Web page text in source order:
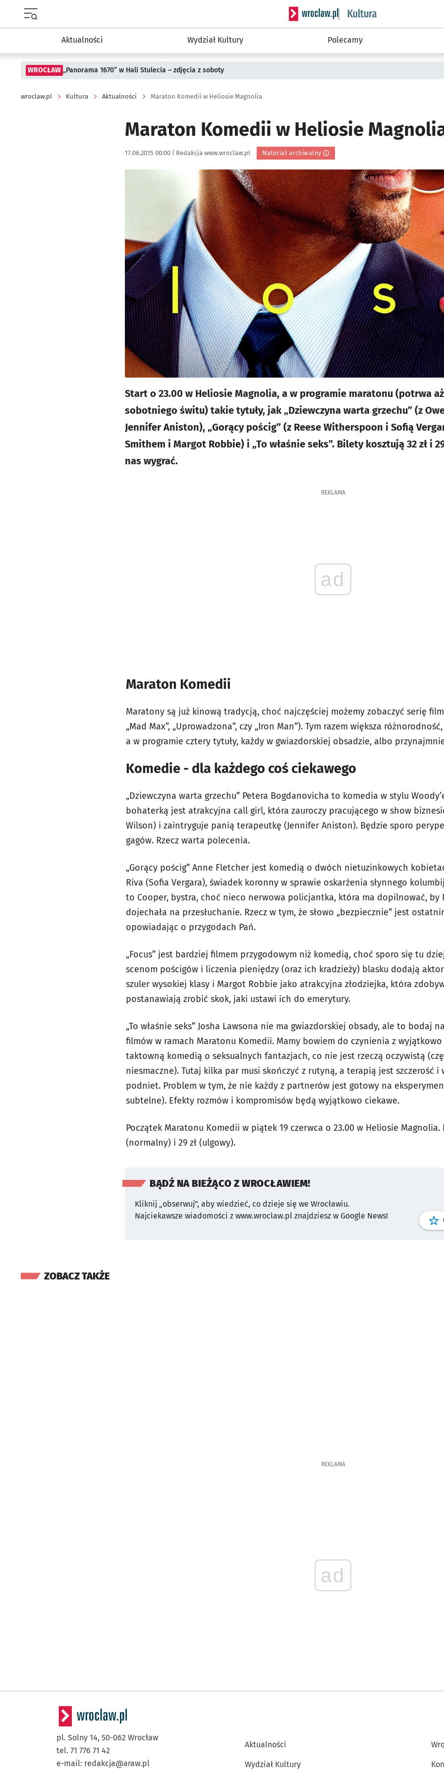
Serwis informacyjny wroclaw.pl podserwis:
Aktualności Wydział Kultury Polecamy
WROCŁAW „Panorama 1670” w Hali Stulecia – zdjęcia z soboty
wroclaw.pl Kultura Aktualności Maraton Komedii w Heliosie Magnolia
Maraton Komedii w Heliosie
Data publikacji:
17.06.2015 00:00 | Autor:
Redakcja www.wroclaw.pl Materiał archiwalny
Kliknij, aby powiększyć
Start o 23.00 w Heliosie Magnolia, a w programie maratonu (potrwa
sobotniego świtu) takie tytuły, jak „Dziewczyna warta grzechu” (z
Jennifer Aniston), „Gorący pościg” (z Reese Witherspoon i Sofią
Smithem i Margot Robbie) i „To właśnie seks”. Bilety kosztują 32 zł i
nas wygrać.
REKLAMA
ad
Maraton Komedii
Maratony są już kinową tradycją, choć najczęściej możemy zobaczyć serię
„Mad Max”, „Uprowadzona”, czy „Iron Man”). Tym razem większa
a w programie cztery tytuły, każdy w gwiazdorskiej obsadzie, albo
Komedie - dla każdego coś ciekawego
„Dziewczyna warta grzechu” Petera Bogdanovicha to komedia w stylu
bohaterką jest atrakcyjna call girl, która zauroczy pracującego w show
Wilson) i zaintryguje panią terapeutkę (Jennifer Aniston). Będzie sporo
gagów. Rzecz warta polecenia.
„Gorący pościg” Anne Fletcher jest komedią o dwóch nietuzinkowych
Riva (Sofia Vergara), świadek koronny w sprawie oskarżenia słynnego
to Cooper, bystra, choć nieco nerwowa policjantka, która ma dopilnować, by
dojechała na przesłuchanie. Rzecz w tym, że słowo „bezpiecznie” jest
opowiadając o przygodach Pań.
„Focus” jest bardziej filmem przygodowym niż komedią, choć sporo się tu
scenom pościgów i liczenia pieniędzy (oraz ich kradzieży) blasku dodają
szuler wysokiej klasy i Margot Robbie jako atrakcyjna złodziejka, która
postanawiają zrobić skok, jaki ustawi ich do emerytury.
„To właśnie seks” Josha Lawsona nie ma gwiazdorskiej obsady, ale to bodaj
filmów w ramach Maratonu Komedii. Mamy bowiem do czynienia z
taktowną komedią o seksualnych fantazjach, co nie jest rzeczą oczywistą
niesmaczne). Tutaj kilka par musi skończyć z rutyną, a terapią jest szczerość
podniet. Problem w tym, że nie każdy z partnerów jest gotowy na
subtelne). Efekty rozmów i kompromisów będą wyjątkowo ciekawe.
Początek Maratonu Komedii w piątek 19 czerwca o 23.00 w Heliosie Magnolia.
(normalny) i 29 zł (ulgowy).
BĄDŹ NA BIEŻĄCO Z WROCŁAWIEM!
Kliknij „obserwuj”, aby wiedzieć, co dzieje się we Wrocławiu.
Najciekawsze wiadomości z www.wroclaw.pl znajdziesz w Google News!
ZOBACZ TAKŻE
REKLAMA
ad
pl. Solny 14, 50-062 Wrocław
tel. 71 776 71 42
e-mail: redakcja@araw.pl
Aktualności
Wydział Kultury